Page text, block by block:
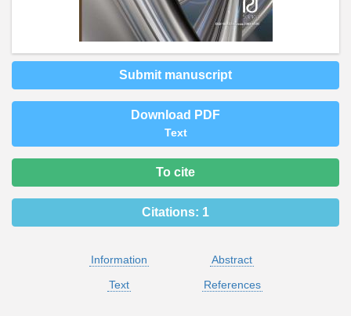
Submit manuscript
Download PDF
Text
To cite
Citations: 1
Information
Abstract
Text
References